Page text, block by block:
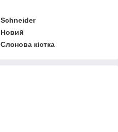
Schneider
Новий
Слонова кістка